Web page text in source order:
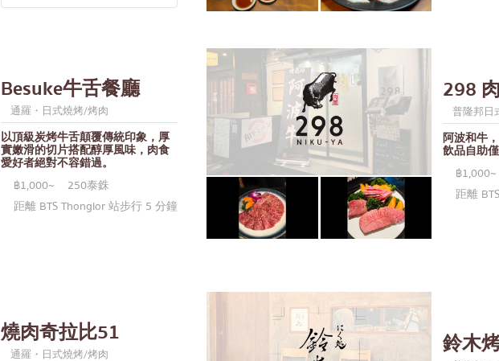
Besuke牛舌餐廳
通羅・日式燒烤/烤肉
以頂級炭烤牛舌顛覆傳統印象，厚
實嫩滑的切片搭配醇厚風味，肉食
愛好者絕對不容錯過。
฿1,000~
250泰銖
距離 BTS Thonglor 站步行 5 分鐘
298
普隆邦日
阿波和牛
飲品自助
฿1,000~
距離
燒肉奇拉比51
通羅・日式燒烤/烤肉 鈴木